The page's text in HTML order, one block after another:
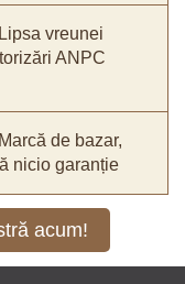
Lipsa vreunei
ANPC
Marcă de bazar,
nicio garanție
acum!